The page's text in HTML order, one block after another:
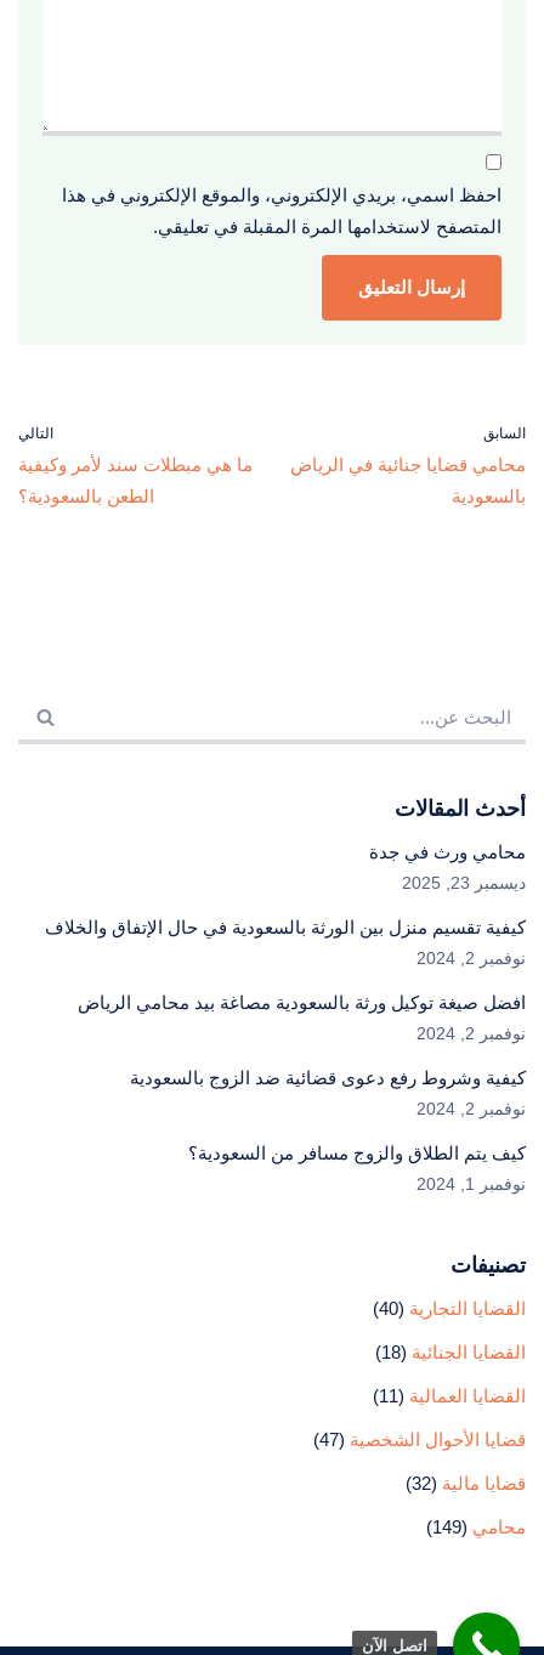
احفظ اسمي، بريدي الإلكتروني، والموقع الإلكتروني في هذا
المتصفح لاستخدامها المرة المقبلة في تعليقي.
السابق
محامي قضايا جنائية في الرياض
بالسعودية
التالي
ما هي مبطلات سند لأمر وكيفية
الطعن بالسعودية؟
أحدث المقالات
محامي ورث في جدة
ديسمبر 23, 2025
كيفية تقسيم منزل بين الورثة بالسعودية في حال الإتفاق والخلاف
نوفمبر 2, 2024
افضل صيغة توكيل ورثة بالسعودية مصاغة بيد محامي الرياض
نوفمبر 2, 2024
كيفية وشروط رفع دعوى قضائية ضد الزوج بالسعودية
نوفمبر 2, 2024
كيف يتم الطلاق والزوج مسافر من السعودية؟
نوفمبر 1, 2024
تصنيفات
القضايا التجارية (40)
القضايا الجنائية (18)
القضايا العمالية (11)
قضايا الأحوال الشخصية (47)
قضايا مالية (32)
محامي (149)
اتصل الآن